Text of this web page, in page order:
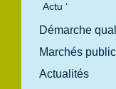
Actu ‘
Démarche
Marchés
Actualités